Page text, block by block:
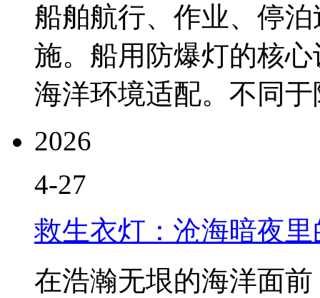
船舶航行、作业、停
施。船用防爆灯的核
海洋环境适配。不同于
2026
4-27
救生衣灯：沧海暗夜
在浩瀚无垠的海洋面